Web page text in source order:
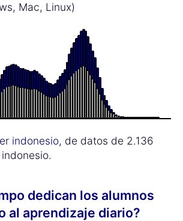
Mac, Linux)
indonesio, de datos de 2.136
dedican los alumnos
al aprendizaje diario?